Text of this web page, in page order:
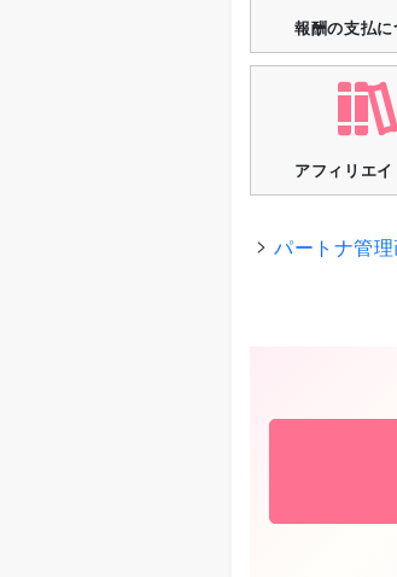
報酬の支払に
アフィリエ
パートナ管